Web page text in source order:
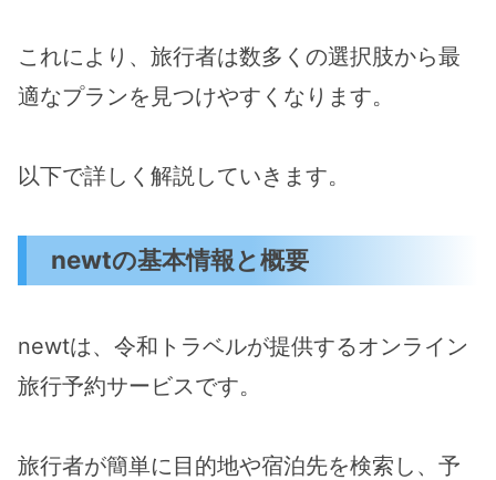
これにより、旅行者は数多くの選択肢から最
適なプランを見つけやすくなります。
以下で詳しく解説していきます。
newtの基本情報と概要
newtは、令和トラベルが提供するオンライン
旅行予約サービスです。
旅行者が簡単に目的地や宿泊先を検索し、予